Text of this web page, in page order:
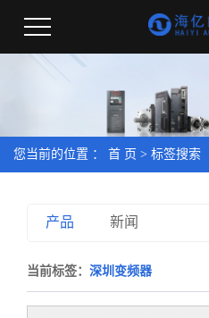
您当前的位置 ： 首 页 > 标签搜索
产品 新闻
当前标签： 深圳变频器